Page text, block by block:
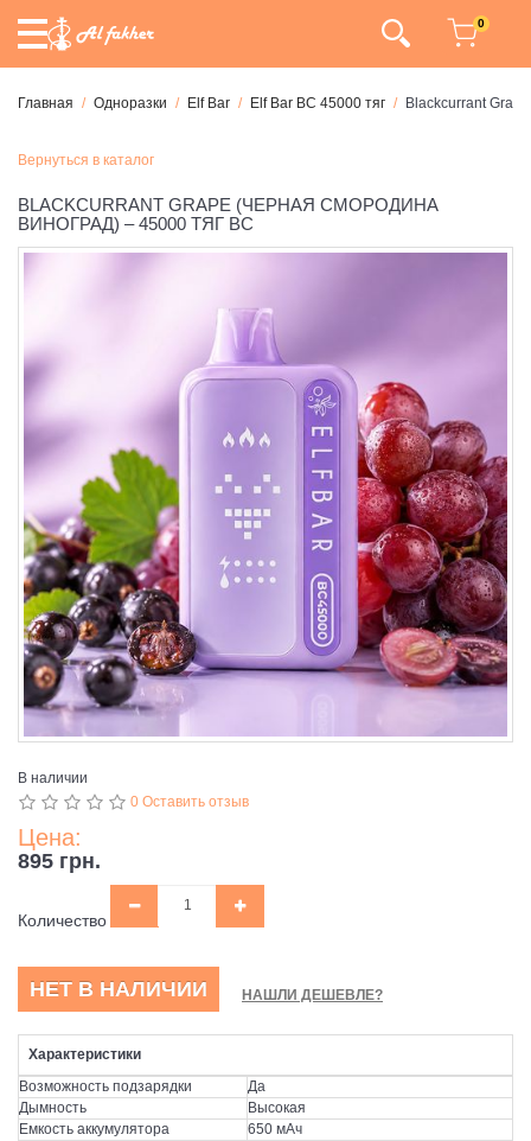
0
Главная Одноразки Elf Bar Elf Bar BC 45000 тяг Blackcurrant
Вернуться в каталог
BLACKCURRANT GRAPE (ЧЕРНАЯ СМОРОДИНА
ВИНОГРАД) – 45000 ТЯГ BC
В наличии
0 Оставить отзыв
Цена:
895 грн.
Количество
НЕТ В НАЛИЧИИ НАШЛИ ДЕШЕВЛЕ?
Характеристики
Возможность подзарядки
Да
Дымность
Высокая
Емкость аккумулятора
650 мАч